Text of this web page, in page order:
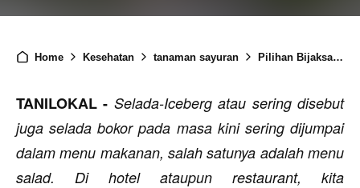
Home Kesehatan tanaman sayuran Pilihan Bijaksana Mengkonsumsi Selada Iceberg
TANILOKAL - Selada-Iceberg atau sering disebut
juga selada bokor pada masa kini sering dijumpai
dalam menu makanan, salah satunya adalah menu
salad. Di hotel ataupun restaurant, kita